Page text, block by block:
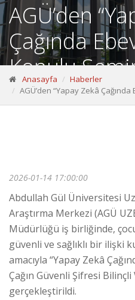
AGÜ’den
Çağında
Konulu
Anasayfa
Haberler
AGÜ’den “Yapay Zekâ
2026-01-14 17:00:00
Abdullah Gül Üniversitesi
Araştırma Merkezi (AGÜ
Müdürlüğü iş birliğinde,
güvenli ve sağlıklı bir ilişki
amacıyla “Yapay Zekâ
Çağın Güvenli Şifresi
gerçekleştirildi.